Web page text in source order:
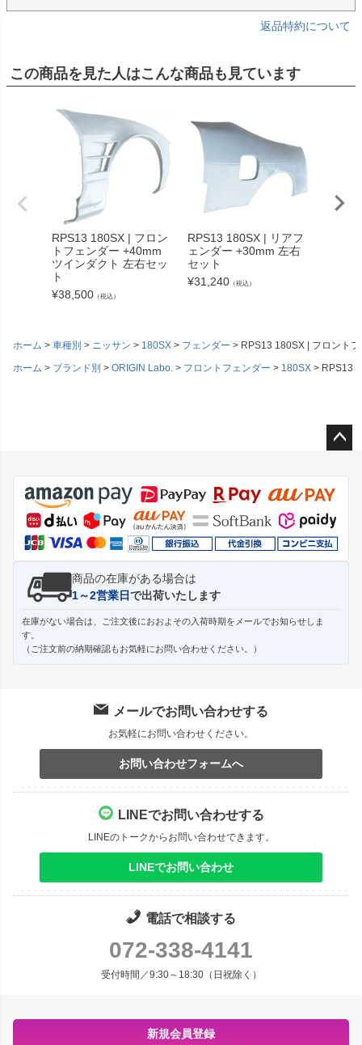
返品特約について
この商品を見た人はこんな商品も見ています
RPS13 180SX | フロン
トフェンダー +40mm
ツインダクト 左右セッ
ト
¥38,500 （税込）
RPS13 180SX | リアフ
ェンダー +30mm 左右
セット
¥31,240 （税込）
ホーム 車種別 ニッサン 180SX フェンダー
RPS13 180SX | フロント
ホーム
ブランド別 ORIGIN Labo. フロントフェンダー 180SX RPS13
ジト
ップ
へ
商品の在庫がある場合は
1～2営業日で出荷いたします
在庫がない場合は、ご注文後におおよその入荷時期をメールでお知らせしま
す。
（ご注文前の納期確認もお気軽にお問い合わせください。）
メールでお問い合わせする
お気軽にお問い合わせください。
お問い合わせフォームへ
LINEでお問い合わせする
LINEのトークからお問い合わせできます。
LINEでお問い合わせ
電話で相談する
072-338-4141
受付時間／9:30～18:30（日祝除く）
新規会員登録